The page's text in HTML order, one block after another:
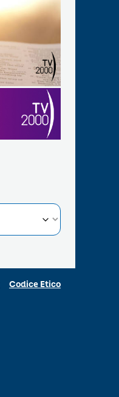
Codice Etico